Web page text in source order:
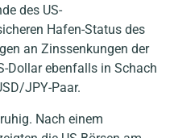
des US-
Hafen-Status des
an Zinssenkungen der
Dollar ebenfalls in Schach
JPY-Paar.
Nach einem